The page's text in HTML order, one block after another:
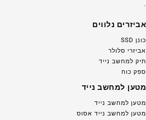
.
אביזרים נלווים
כונן SSD
אביזרי סלולר
תיק למחשב נייד
ספק כוח
מטען למחשב נייד
מטען למחשב נייד
מטען למחשב נייד אסוס